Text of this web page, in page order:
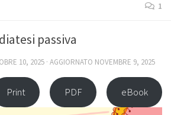
1
passiva
10, 2025 · AGGIORNATO NOVEMBRE 9, 2025
Print PDF eBook